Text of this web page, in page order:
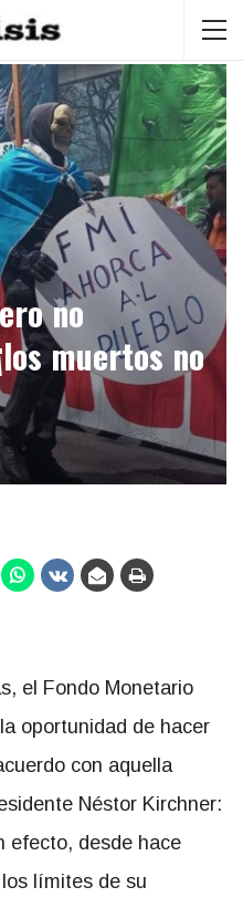
no
muertos no
el Fondo Monetario
oportunidad de hacer
con aquella
Néstor Kirchner:
efecto, desde hace
límites de su